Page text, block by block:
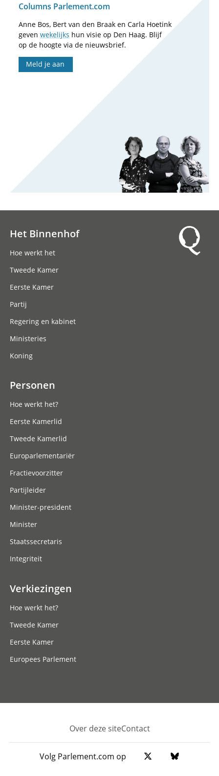
Columns Parlement.com
Anne Bos, Bert van den Braak en Carla Hoetink
geven wekelijks hun visie op Den Haag. Blijf
op de hoogte via de nieuwsbrief.
Meld je aan
Het Binnenhof
Hoe werkt het
Tweede Kamer
Eerste Kamer
Partij
Regering en kabinet
Ministeries
Koning
Personen
Hoe werkt het?
Eerste Kamerlid
Tweede Kamerlid
Europarlementariër
Fractievoorzitter
Partijleider
Minister-president
Minister
Staatssecretaris
Integriteit
Verkiezingen
Hoe werkt het?
Tweede Kamer
Eerste Kamer
Europees Parlement
Footer
Over deze siteContact
Volg Parlement.com op